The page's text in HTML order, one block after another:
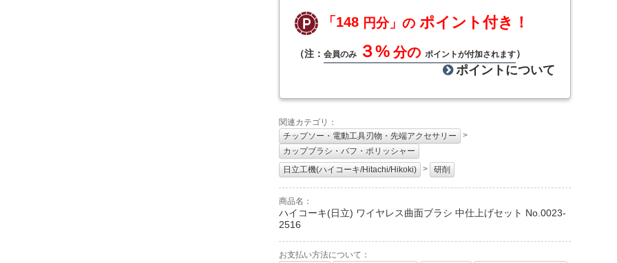
「148 円分」のポイント付き！
（注： 会員のみ ３% 分のポイントが付加されます）
ポイントについて
関連カテゴリ：
チップソー・電動工具刃物・先端アクセサリー
>
カップブラシ・バフ・ポリッシャー
日立工機(ハイコーキ/Hitachi/Hikoki)
> 研削
商品名：
ハイコーキ(日立) ワイヤレス曲面ブラシ 中仕上げセット No.0023-
2516
お支払い方法について：